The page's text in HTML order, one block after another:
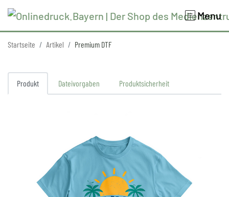
Menu
Startseite Artikel Premium DTF
Produkt Dateivorgaben Produktsicherheit